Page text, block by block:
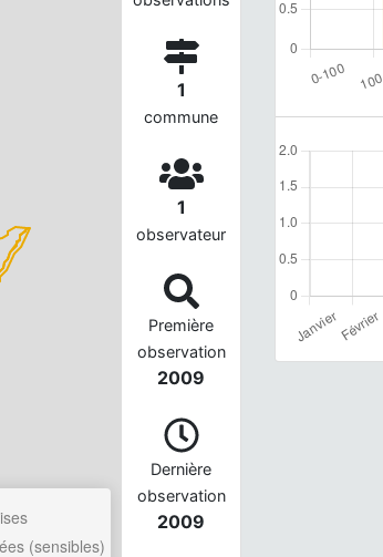
(sensibles)
1
commune
1
observateur
Première
observation
2009
Dernière
observation
2009